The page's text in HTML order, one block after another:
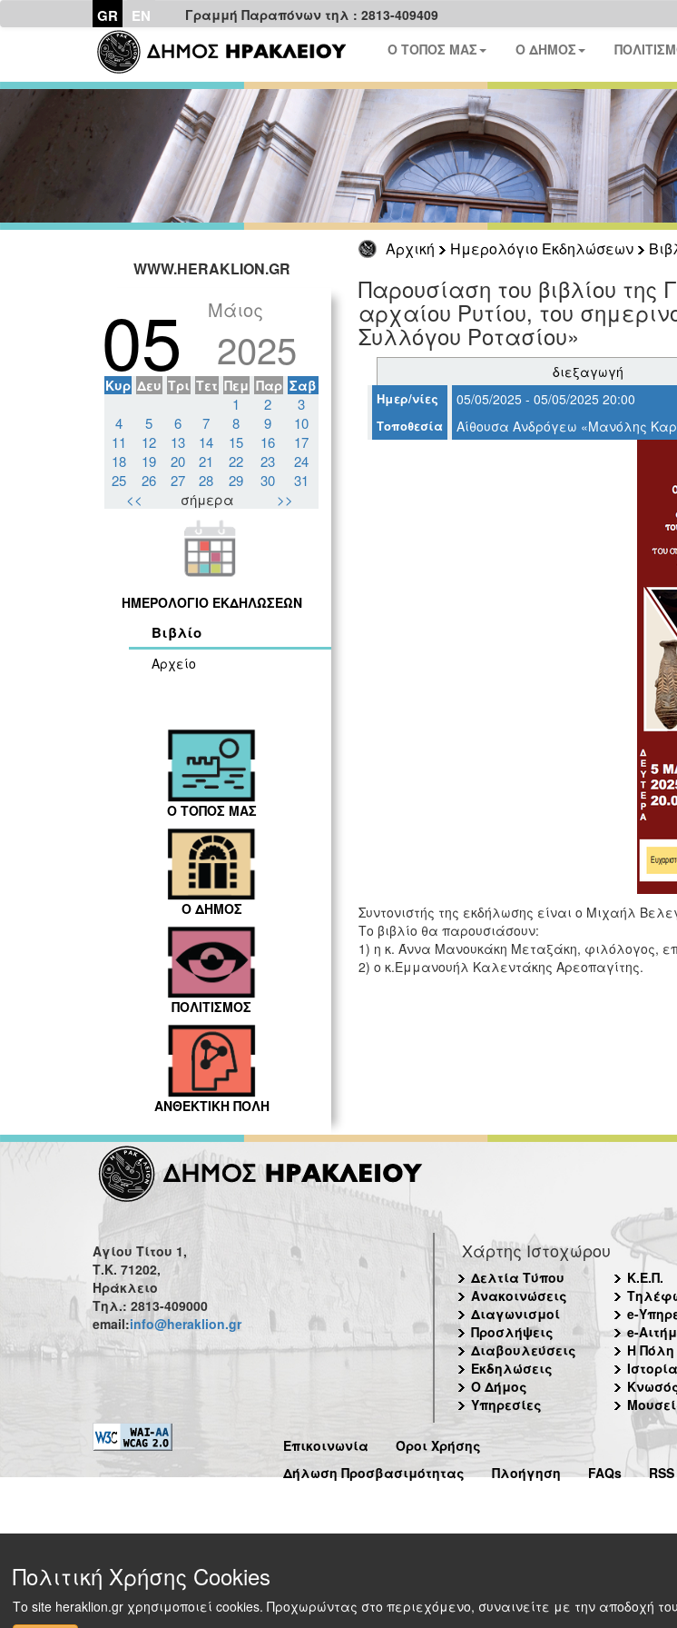
GR EN Γραμμή Παραπόνων τηλ : 2813-409409
Ο ΤΟΠΟΣ ΜΑΣ Ο ΔΗΜΟΣ
Αρχική Ημερολόγιο Εκδηλώσεων
WWW.HERAKLION.GR
05 Μάιος
2025
Κυρ Δευ Τρι Τετ Πεμ Παρ Σαβ
1 2
3
4
5 6 7 8 9
10
11
12 13 14 15 16
17
18
19 20 21 22 23
24
25
26 27 28 29 30
31
<<
σήμερα >>
ΗΜΕΡΟΛΟΓΙΟ ΕΚΔΗΛΩΣΕΩΝ
Βιβλίο
Αρχείο
Ο ΤΟΠΟΣ ΜΑΣ
Ο ΔΗΜΟΣ
ΠΟΛΙΤΙΣΜΟΣ
ΑΝΘΕΚΤΙΚΗ ΠΟΛΗ
Παρουσίαση του βιβλίου
αρχαίου Ρυτίου, του
Συλλόγου Ροτασίου»
διεξαγωγή
Ημερ/νίες 05/05/2025 - 05/05/2025 20:00
Τοποθεσία Αίθουσα Ανδρόγεω «Μανόλης
Συντονιστής της εκδήλωσης είναι ο Μιχαήλ
Το βιβλίο θα παρουσιάσουν:
1) η κ. Άννα Μανουκάκη Μεταξάκη, φιλόλογος,
2) ο κ.Εμμανουήλ Καλεντάκης Αρεοπαγίτης.
Αγίου Τίτου 1,
Τ.Κ. 71202,
Ηράκλειο
Τηλ.: 2813-409000
email:info@heraklion.gr
Χάρτης Ιστοχώρου
Δελτία Τύπου
Ανακοινώσεις
Διαγωνισμοί
Προσλήψεις
Διαβουλεύσεις
Εκδηλώσεις
Ο Δήμος
Υπηρεσίες
Κ.Ε.Π.
e-
e-
Η Πόλη
Ιστορία
Επικοινωνία
Όροι Χρήσης
Δήλωση Προσβασιμότητας
Πλοήγηση FAQs RSS
Πολιτική Χρήσης Cookies
Το site heraklion.gr χρησιμοποιεί cookies. Προχωρώντας στο περιεχόμενο, συναινείτε με την αποδοχή